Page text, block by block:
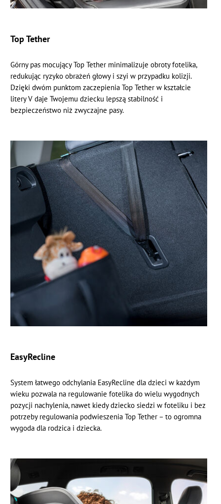
Top Tether
Górny pas mocujący Top Tether minimalizuje obroty fotelika,
redukując ryzyko obrażeń głowy i szyi w przypadku kolizji.
Dzięki dwóm punktom zaczepienia Top Tether w kształcie
litery V daje Twojemu dziecku lepszą stabilność i
bezpieczeństwo niż zwyczajne pasy.
EasyRecline
System łatwego odchylania EasyRecline dla dzieci w każdym
wieku pozwala na regulowanie fotelika do wielu wygodnych
pozycji nachylenia, nawet kiedy dziecko siedzi w foteliku i bez
potrzeby regulowania podwieszenia Top Tether – to ogromna
wygoda dla rodzica i dziecka.